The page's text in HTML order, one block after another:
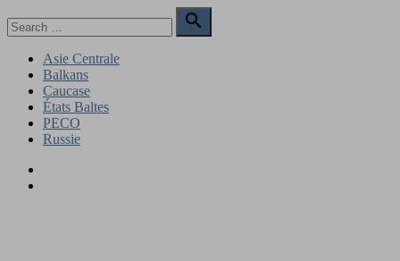
to
for:

Search
Asie Centrale
Balkans
Caucase
États Baltes
PECO
Russie